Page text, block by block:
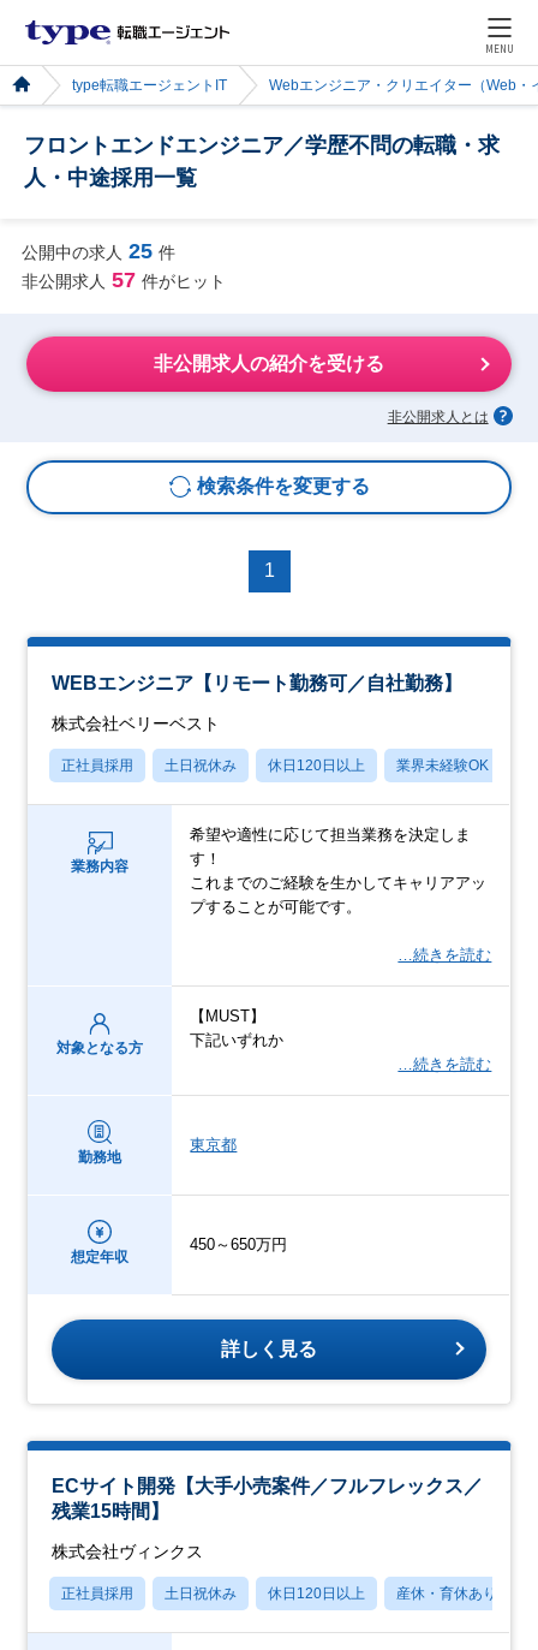
MENU
type転職エージェントIT Webエンジニア・クリエイター（Web・
フロントエンドエンジニア／学歴不問の転職・求
人・中途採用一覧
公開中の求人 25 件
非公開求人 57 件がヒット
非公開求人の紹介を受ける
非公開求人とは
検索条件を変更する
1
WEBエンジニア【リモート勤務可／自社勤務】
株式会社ベリーベスト
正社員採用 土日祝休み 休日120日以上 業界未経験OK
業務内容
希望や適性に応じて担当業務を決定しま
す！
これまでのご経験を生かしてキャリアアッ
プすることが可能です。
…続きを読む
対象となる方
【MUST】
下記いずれか
…続きを読む
勤務地
東京都
想定年収
450～650万円
詳しく見る
ECサイト開発【大手小売案件／フルフレックス／
残業15時間】
株式会社ヴィンクス
正社員採用 土日祝休み 休日120日以上 産休・育休あり